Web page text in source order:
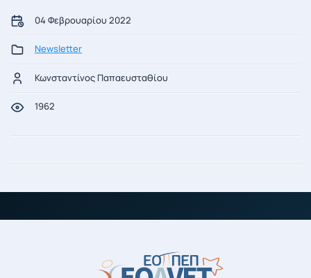
04 Φεβρουαρίου 2022
Newsletter
Κωνσταντίνος Παπαευσταθίου
1962